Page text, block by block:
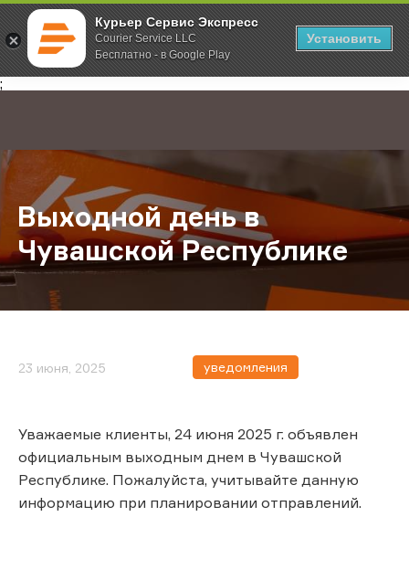
Курьер Сервис Экспресс
Courier Service LLC
Бесплатно - в Google Play
Установить
;
Главная О компании Новости Выходной день в Чувашской
Выходной день в
Чувашской Республике
23 июня, 2025 уведомления
Уважаемые клиенты, 24 июня 2025 г. объявлен
официальным выходным днем в Чувашской
Республике. Пожалуйста, учитывайте данную
информацию при планировании отправлений.